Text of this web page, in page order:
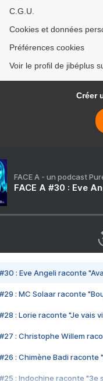
C.G.U.
Cookies et données
Préférences cookies
Voir le profil de jibéplus
Créer
FACE A - un podcast
FACE A #30 : Eve
#30 : Eve Angeli raconte
#29 : MC Solaar raconte
#28 : Lorie raconte "Je vais
#27 : Christophe Willem
#26 : Chimène Badi raconte
#25 : Indochine raconte "3e